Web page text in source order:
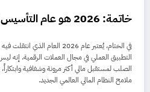
خاتمة: 2026 هو عام التأسيس لمستقبل مالي جديد
في الختام، يُعتبر عام 2026
التطبيق العملي في مجال العملات الرقمية. إنه
الصلب لمستقبل مالي أكثر مرونة وشفافية
ملامح النظام المالي العالمي الجديد.